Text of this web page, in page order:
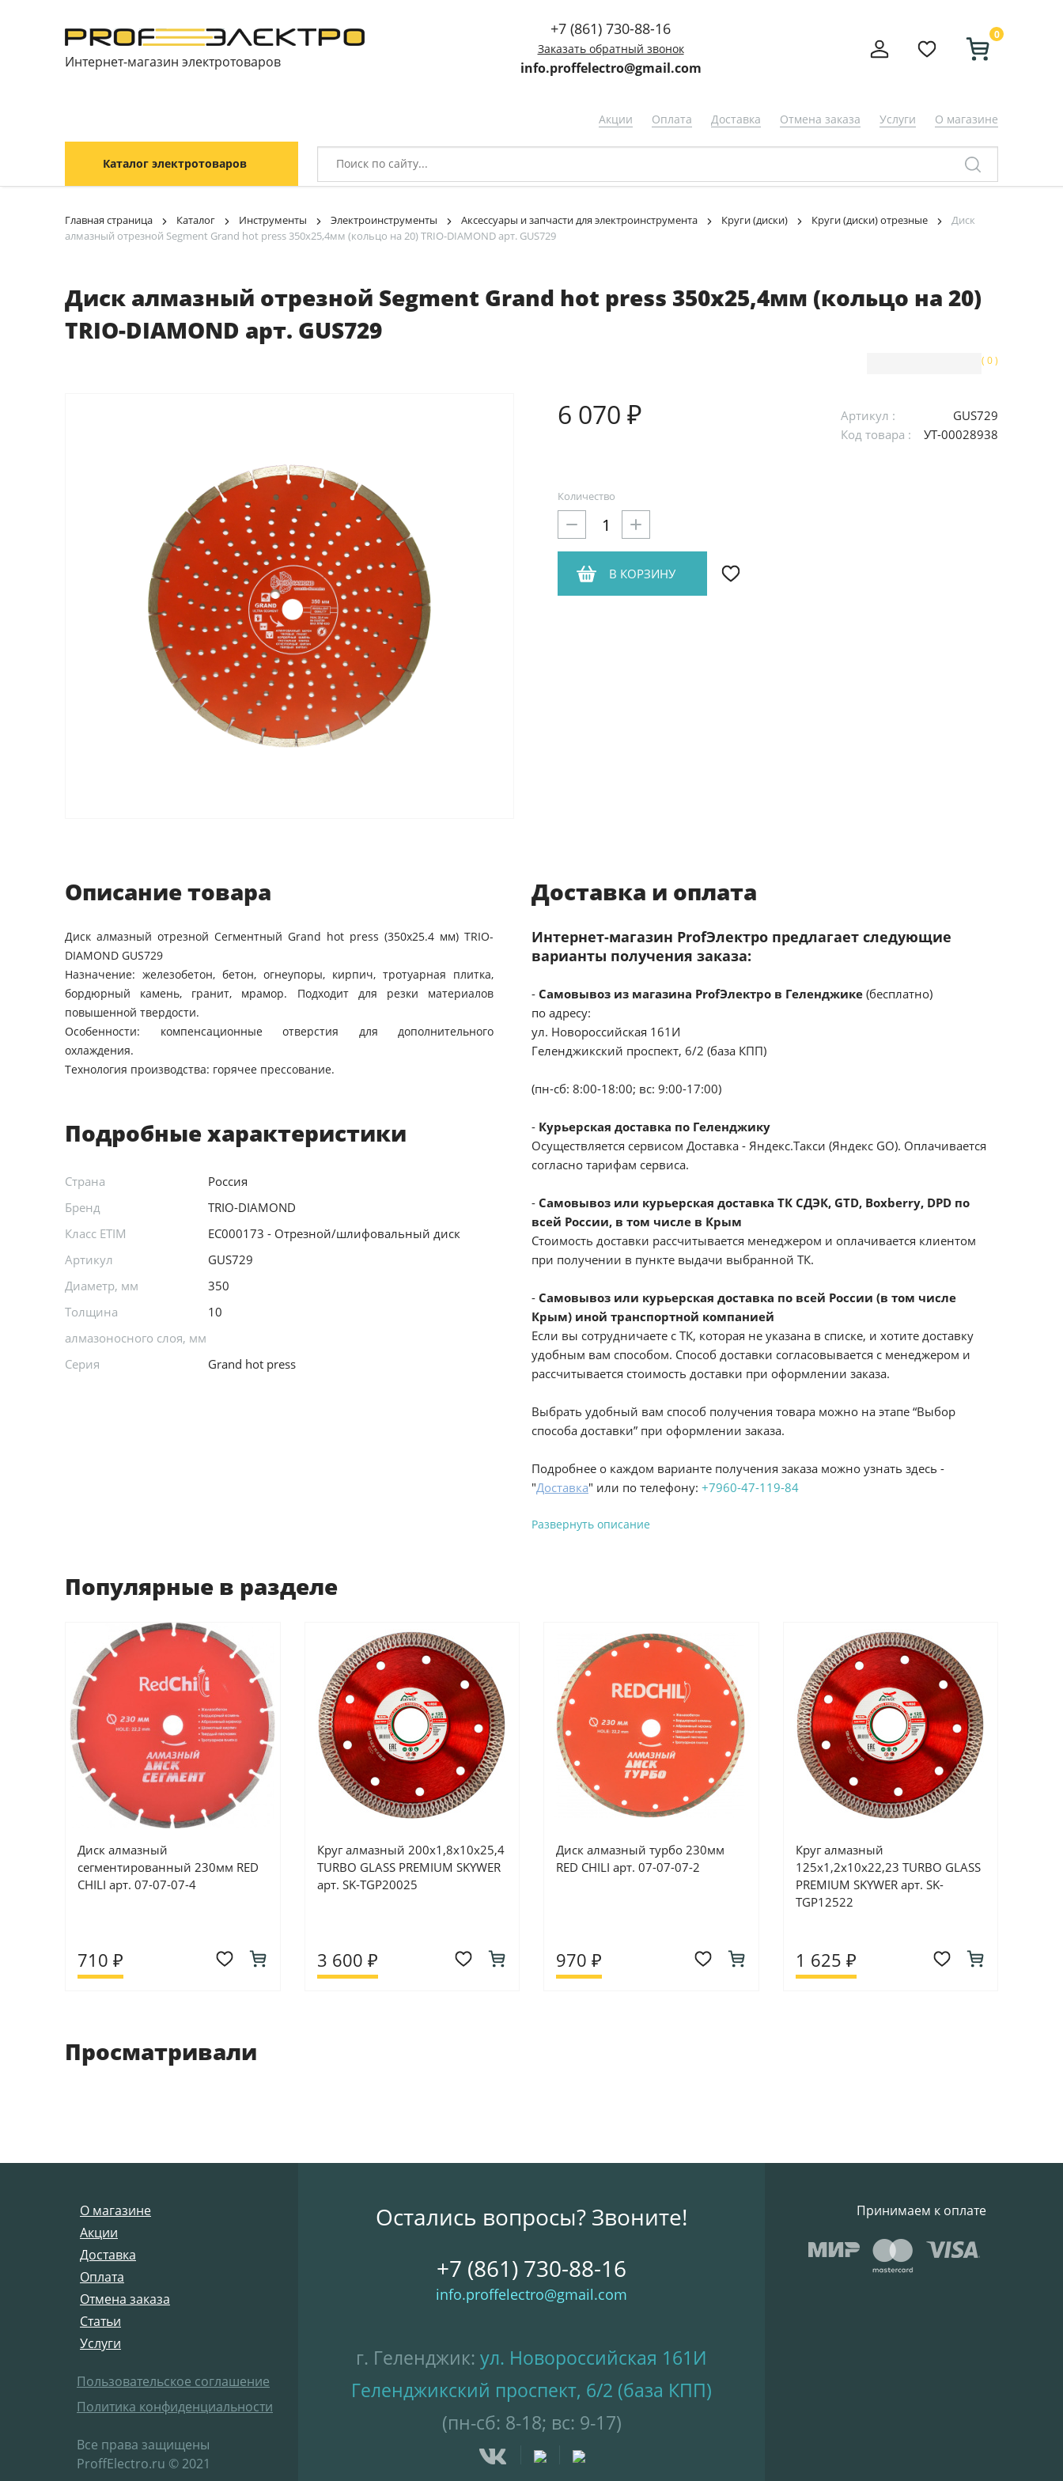
Интернет-магазин электротоваров
+7 (861) 730-88-16
Заказать обратный звонок
info.proffelectro@gmail.com
0
Акции Оплата Доставка Отмена заказа Услуги О магазине
Каталог электротоваров
Главная страница Каталог Инструменты Электроинструменты Аксессуары и запчасти для электроинструмента Круги (диски) Круги (диски) отрезные
Диск
алмазный отрезной Segment Grand hot press 350х25,4мм (кольцо на 20) TRIO-DIAMOND арт. GUS729
Диск алмазный отрезной Segment Grand hot press 350х25,4мм (кольцо на 20)
TRIO-DIAMOND арт. GUS729
( 0 )
6 070 ₽ Артикул :
GUS729
Код товара :
УТ-00028938
Количество
В КОРЗИНУ
Описание товара
Диск алмазный отрезной Сегментный Grand hot press (350х25.4 мм) TRIO-
DIAMOND GUS729
Назначение: железобетон, бетон, огнеупоры, кирпич, тротуарная плитка,
бордюрный камень, гранит, мрамор. Подходит для резки материалов
повышенной твердости.
Особенности: компенсационные отверстия для дополнительного
охлаждения.
Технология производства: горячее прессование.
Подробные характеристики
Страна
Россия
Бренд
TRIO-DIAMOND
Класс ETIM
EC000173 - Отрезной/шлифовальный диск
Артикул
GUS729
Диаметр, мм
350
Толщина
алмазоносного слоя, мм
10
Серия Grand hot press
Доставка и оплата
Интернет-магазин ProfЭлектро предлагает следующие
варианты получения заказа:
- Самовывоз из магазина ProfЭлектро в Геленджике (бесплатно)
по адресу:
ул. Новороссийская 161И
Геленджикский проспект, 6/2 (база КПП)
(пн-сб: 8:00-18:00; вс: 9:00-17:00)
- Курьерская доставка по Геленджику
Осуществляется сервисом Доставка - Яндекс.Такси (Яндекс GO). Оплачивается
согласно тарифам сервиса.
- Самовывоз или курьерская доставка ТК СДЭК, GTD, Boxberry, DPD по
всей России, в том числе в Крым
Стоимость доставки рассчитывается менеджером и оплачивается клиентом
при получении в пункте выдачи выбранной ТК.
- Самовывоз или курьерская доставка по всей России (в том числе
Крым) иной транспортной компанией
Если вы сотрудничаете с ТК, которая не указана в списке, и хотите доставку
удобным вам способом. Способ доставки согласовывается с менеджером и
рассчитывается стоимость доставки при оформлении заказа.
Выбрать удобный вам способ получения товара можно на этапе “Выбор
способа доставки” при оформлении заказа.
Подробнее о каждом варианте получения заказа можно узнать здесь -
"Доставка" или по телефону: +7960-47-119-84
Банковской картой или наличными при получении в магазинах
ProffЭлектро по адресу Геленджикский проспект, 6/2 (база КПП)или по
адресу ул. Новороссийская 161И.
Для юридических лиц: переводом на расчетный счет при онлайн
оплате заказа на сайте.
Подробнее о способах оплаты можно узнать здесь - "Оплата"
Развернуть описание
Популярные в разделе
Диск алмазный
сегментированный 230мм RED
CHILI арт. 07-07-07-4
710 ₽
Круг алмазный 200х1,8х10х25,4
TURBO GLASS PREMIUM SKYWER
арт. SK-TGP20025
3 600 ₽
Диск алмазный турбо 230мм
RED CHILI арт. 07-07-07-2
970 ₽
Круг алмазный
125х1,2х10х22,23 TURBO GLASS
PREMIUM SKYWER арт. SK-
TGP12522
1 625 ₽
Просматривали
О магазине
Акции
Доставка
Оплата
Отмена заказа
Статьи
Услуги
Пользовательское соглашение
Политика конфиденциальности
Все права защищены
ProffElectro.ru © 2021
Остались вопросы? Звоните!
+7 (861) 730-88-16
info.proffelectro@gmail.com
г. Геленджик: ул. Новороссийская 161И
Геленджикский проспект, 6/2 (база КПП)
(пн-сб: 8-18; вс: 9-17)
Принимаем к оплате